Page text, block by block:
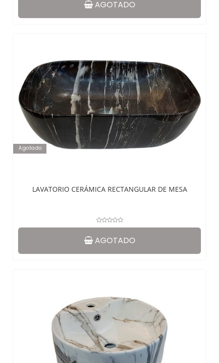
AGOTADO
Agotado
LAVATORIO CERÁMICA RECTANGULAR DE MESA
AGOTADO